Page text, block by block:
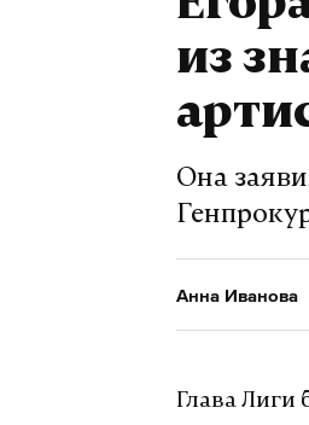
из
Она
Анна Иванова
Глава Лиги